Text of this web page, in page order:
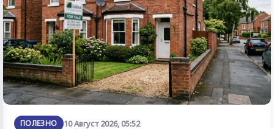
ПОЛЕЗНО 10 Август 2026, 05:52